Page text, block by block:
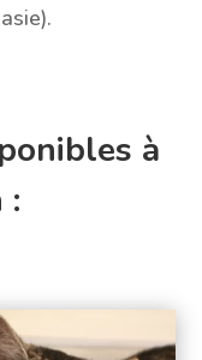
à
: